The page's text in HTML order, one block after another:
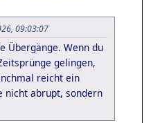
09:03:07
Übergänge. Wenn du
gelingen,
reicht ein
nicht abrupt, sondern